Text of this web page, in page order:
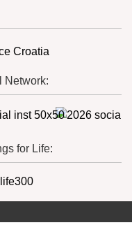
Network:
for Life: